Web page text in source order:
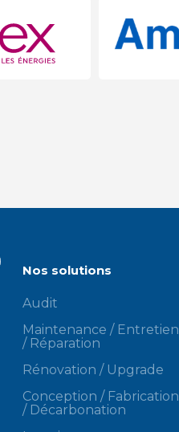
Nos solutions
Audit
Maintenance / Entretien
/ Réparation
Rénovation / Upgrade
Conception / Fabrication
/ Décarbonation